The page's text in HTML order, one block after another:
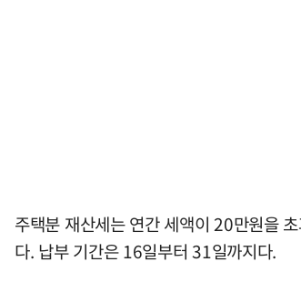
주택분 재산세는 연간 세액이 20만원을
다. 납부 기간은 16일부터 31일까지다.